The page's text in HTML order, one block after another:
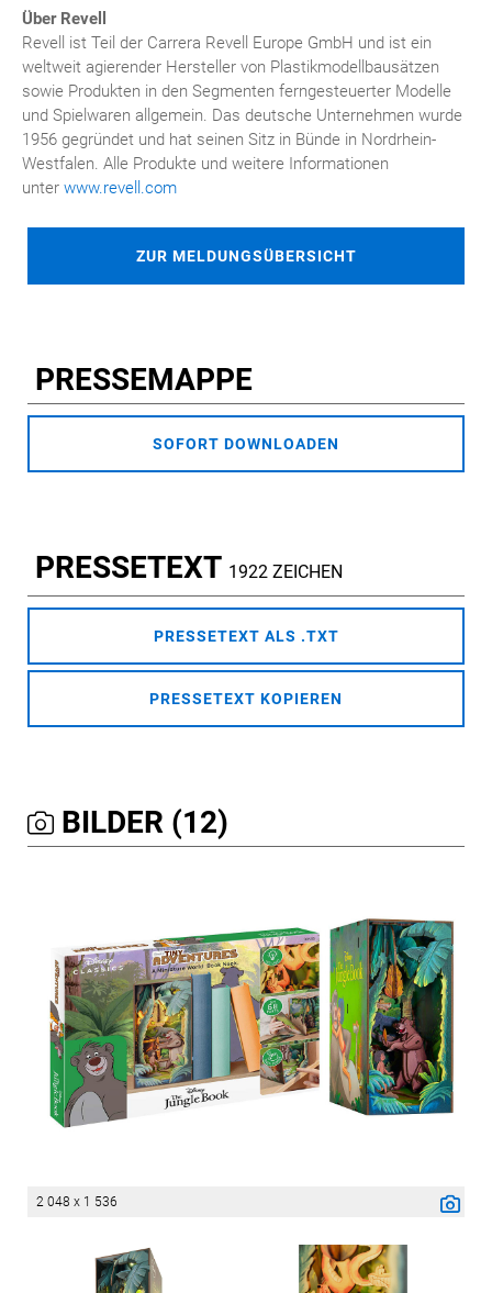
Über Revell
Revell ist Teil der Carrera Revell Europe GmbH und ist ein
weltweit agierender Hersteller von Plastikmodellbausätzen
sowie Produkten in den Segmenten ferngesteuerter Modelle
und Spielwaren allgemein. Das deutsche Unternehmen wurde
1956 gegründet und hat seinen Sitz in Bünde in Nordrhein-
Westfalen. Alle Produkte und weitere Informationen
unter www.revell.com
ZUR MELDUNGSÜBERSICHT
PRESSEMAPPE
SOFORT DOWNLOADEN
PRESSETEXT 1922 ZEICHEN
PRESSETEXT ALS .TXT
PRESSETEXT KOPIEREN
BILDER (12)
2 048 x 1 536